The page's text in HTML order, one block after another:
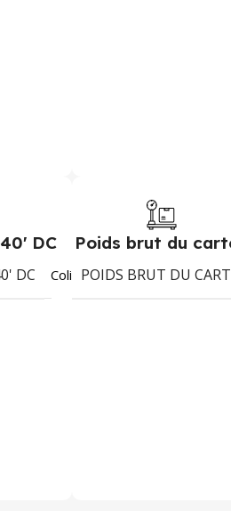
DC
DC 3344
Colis
Poids brut du
POIDS BRUT DU